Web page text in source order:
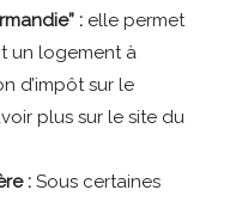
: elle permet
un logement à
d’impôt sur le
plus sur le site du
: Sous certaines